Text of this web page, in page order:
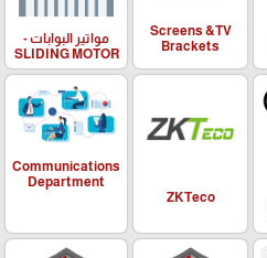
Screens &TV
Brackets
مواتير البوابات -
SLIDING MOTOR
ZKTeco
Communications
Department